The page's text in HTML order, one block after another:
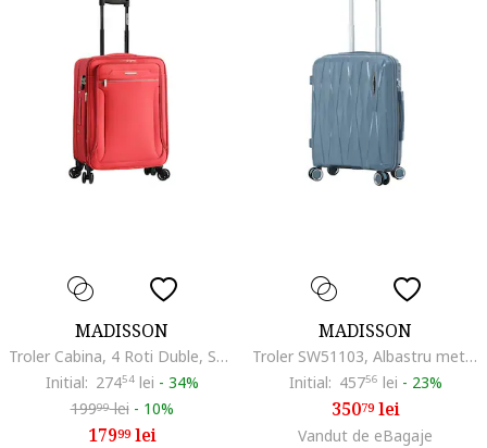
MADISSON
Troler Cabina, 4 Roti Duble, SW21403 - 55 cm, Rosu
Initial: 27454lei - 34%
19999lei - 10%
17999lei
MADISSON
Troler SW51103, Albastru metalizat
Initial: 45756 lei - 23%
35079lei
Vandut de eBagaje